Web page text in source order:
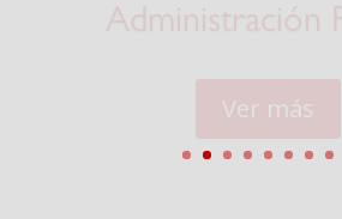
Distribución
Ver más